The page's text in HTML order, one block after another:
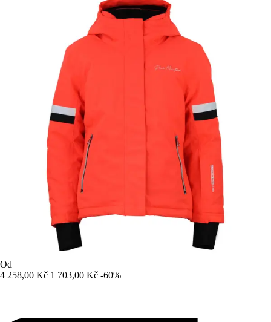
Od
4 258,00 Kč 1 703,00 Kč -60%